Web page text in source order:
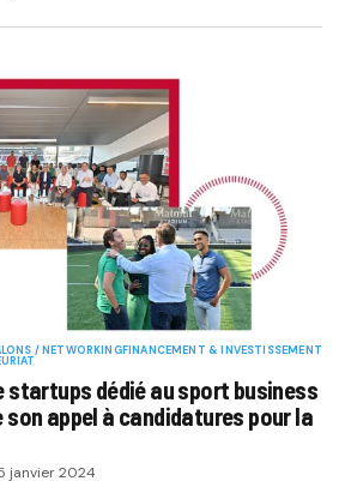
/ NETWORKINGFINANCEMENT & INVESTISSEMENT
startups dédié au sport business
son appel à candidatures pour la
janvier 2024